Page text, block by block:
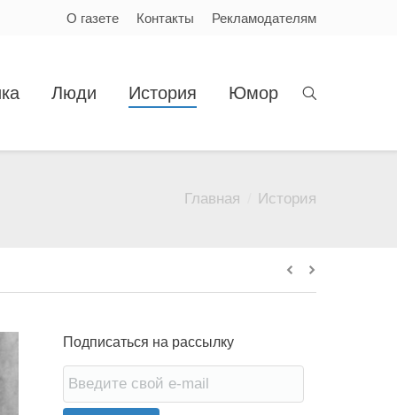
О газете Контакты Рекламодателям
Люди История Юмор
Главная История
Подписаться на рассылку